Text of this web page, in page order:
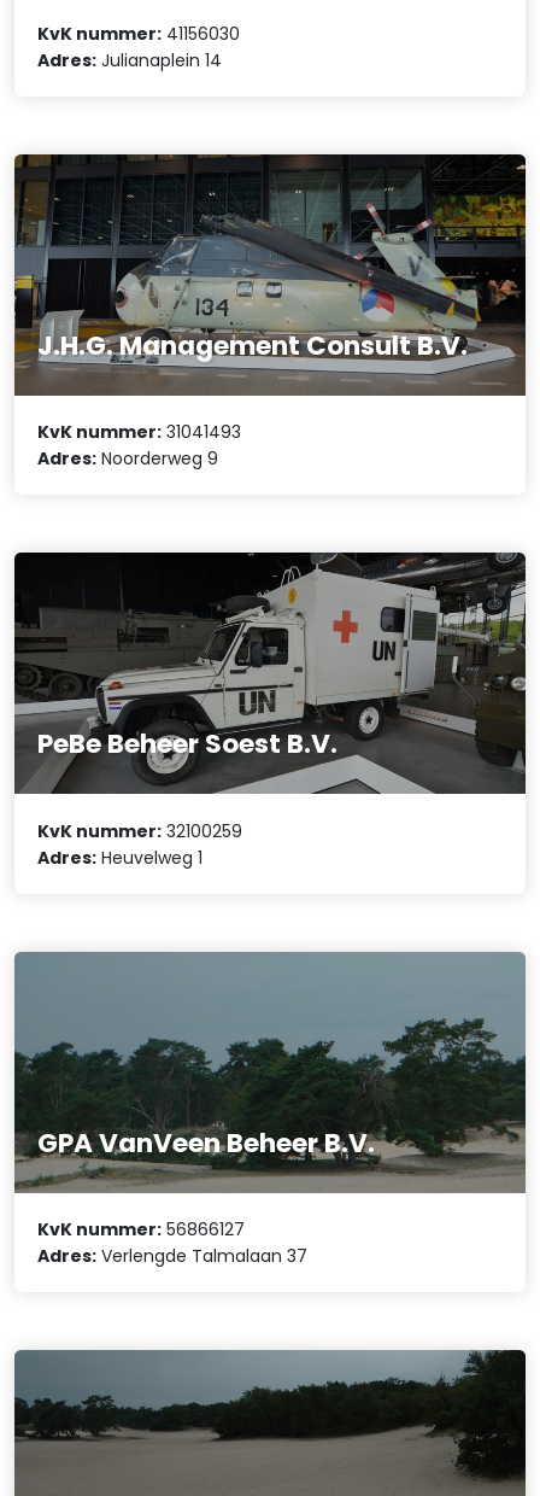
KvK nummer: 41156030
Adres: Julianaplein 14
J.H.G. Management Consult B.V.
KvK nummer: 31041493
Adres: Noorderweg 9
PeBe Beheer Soest B.V.
KvK nummer: 32100259
Adres: Heuvelweg 1
GPA VanVeen Beheer B.V.
KvK nummer: 56866127
Adres: Verlengde Talmalaan 37